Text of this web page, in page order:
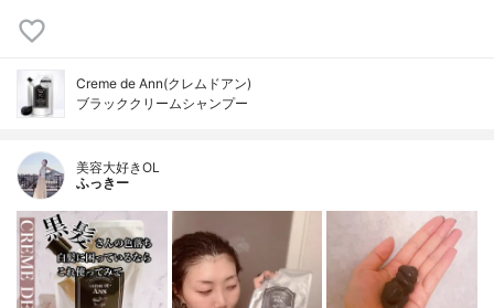
Creme de Ann(クレムドアン)
ブラッククリームシャンプー
美容大好きOL
ふっきー